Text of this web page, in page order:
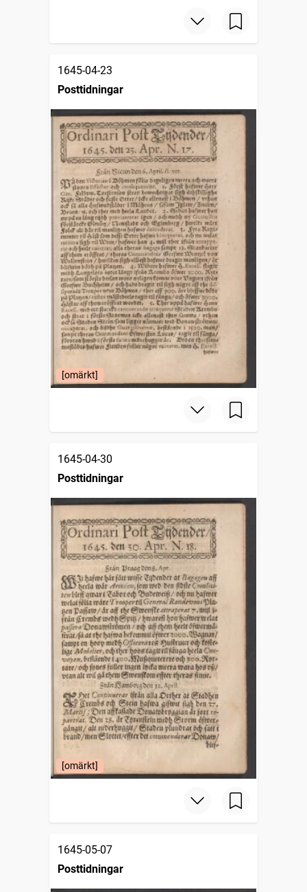
1645-04-23
Posttidningar
[omärkt]
1645-04-30
Posttidningar
[omärkt]
1645-05-07
Posttidningar